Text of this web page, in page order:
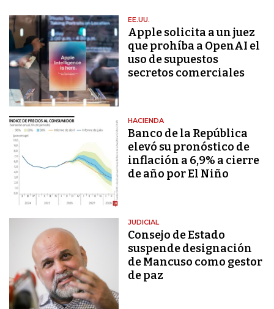
EE.UU.
Apple solicita a un juez
que prohíba a OpenAI el
uso de supuestos
secretos comerciales
HACIENDA
Banco de la República
elevó su pronóstico de
inflación a 6,9% a cierre
de año por El Niño
JUDICIAL
Consejo de Estado
suspende designación
de Mancuso como gestor
de paz